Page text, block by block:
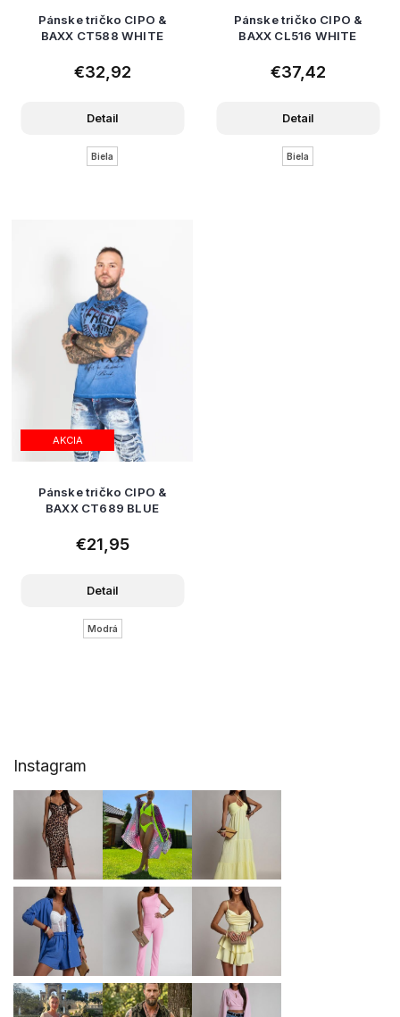
Pánske tričko CIPO &
BAXX CT588 WHITE
€32,92
Detail
Biela
Pánske tričko CIPO &
BAXX CL516 WHITE
€37,42
Detail
Biela
AKCIA
Pánske tričko CIPO &
BAXX CT689 BLUE
€21,95
Detail
Modrá
Instagram